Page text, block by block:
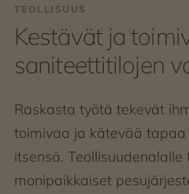
TEOLLISUUS
Kestävät ja
saniteettitilojen
Raskasta työtä tekevät
toimivaa ja kätevää
itsensä.
monipaikkaiset